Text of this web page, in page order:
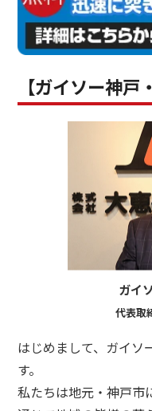
【ガイソー神
ガイ
代表取
はじめまして、ガイソ
す。
私たちは地元・神戸市